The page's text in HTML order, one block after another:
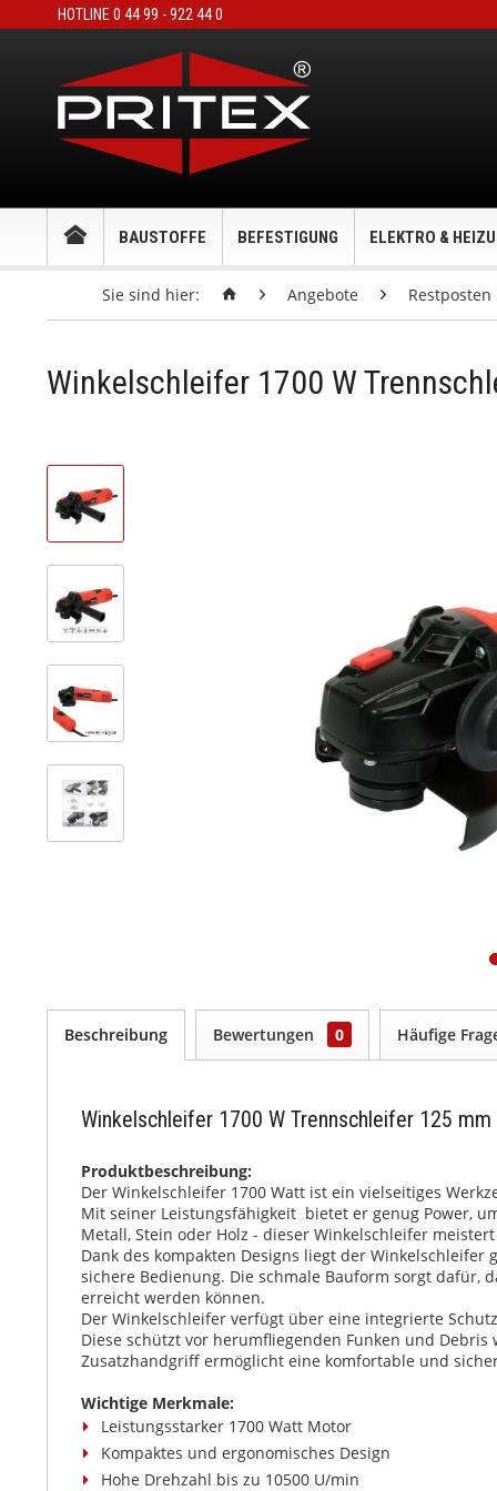
HOTLINE 0 44 99 - 922 44 0
BAUSTOFFE BEFESTIGUNG ELEKTRO &
Sie sind hier: Angebote Restposten
Winkelschleifer 1700 W
Beschreibung Bewertungen 0 Häufige
Winkelschleifer 1700 W Trennschleifer 125 mm
Produktbeschreibung:
Der Winkelschleifer 1700 Watt ist ein vielseitiges
Mit seiner Leistungsfähigkeit bietet er genug Power,
Metall, Stein oder Holz - dieser Winkelschleifer
Dank des kompakten Designs liegt der
sichere Bedienung. Die schmale Bauform sorgt dafür,
erreicht werden können.
Der Winkelschleifer verfügt über eine integrierte
Diese schützt vor herumfliegenden Funken und
Zusatzhandgriff ermöglicht eine komfortable und
Wichtige Merkmale:
Leistungsstarker 1700 Watt Motor
Kompaktes und ergonomisches Design
Hohe Drehzahl bis zu 10500 U/min